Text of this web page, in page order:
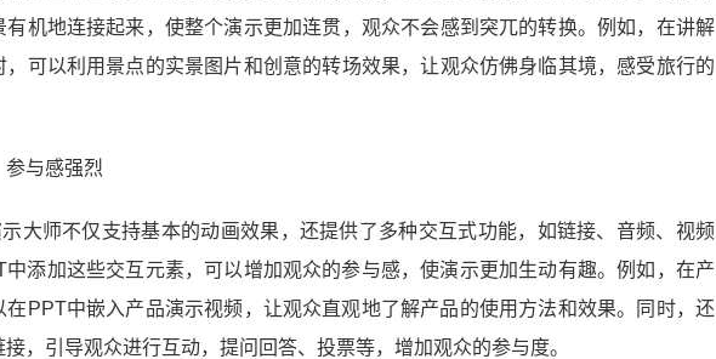
有机地连接起来，使整个演示更加连贯，观众不会感到突兀的转换。例如，在讲解
，可以利用景点的实景图片和创意的转场效果，让观众仿佛身临其境，感受旅行的
参与感强烈
大师不仅支持基本的动画效果，还提供了多种交互式功能，如链接、音频、视频
中添加这些交互元素，可以增加观众的参与感，使演示更加生动有趣。例如，在产
在PPT中嵌入产品演示视频，让观众直观地了解产品的使用方法和效果。同时，还
，引导观众进行互动，提问回答、投票等，增加观众的参与度。